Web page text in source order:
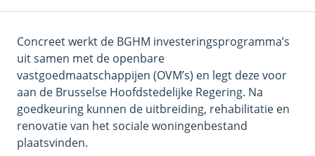
Concreet werkt de BGHM investeringsprogramma’s
uit samen met de openbare
vastgoedmaatschappijen (OVM’s) en legt deze voor
aan de Brusselse Hoofdstedelijke Regering. Na
goedkeuring kunnen de uitbreiding, rehabilitatie en
renovatie van het sociale woningenbestand
plaatsvinden.